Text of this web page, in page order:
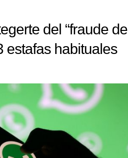
del “fraude del
estafas habituales